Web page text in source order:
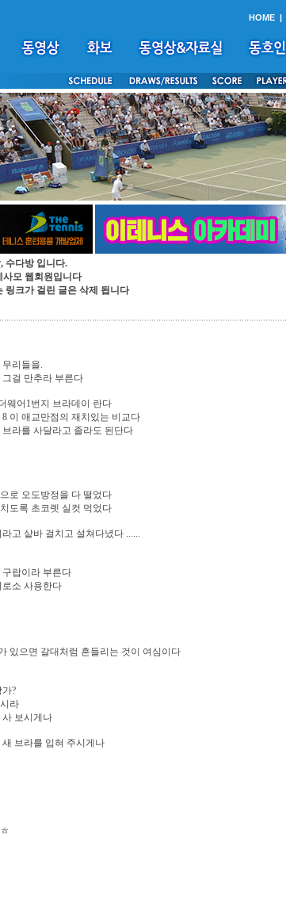
HOME |
수다방 입니다.
모 웹회원입니다
크가 걸린 글은 삭제 됩니다
리들을.
걸 만추라 부른다
웨어1번지 브라데이 란다
이 애교만점의 재치있는 비교다
라를 사달라고 졸라도 된단다
로 오도방정을 다 떨었다
도록 초코렛 실컷 먹었다
고 샅바 걸치고 설쳐다녔다 ......
랍이라 부른다
소 사용한다
있으면 갈대처럼 흔들리는 것이 여심이다
?
라
사 보시게나
브라를 입혀 주시게나